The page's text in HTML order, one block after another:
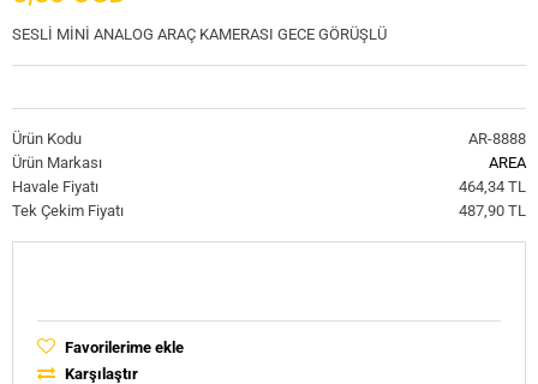
SESLİ MİNİ ANALOG ARAÇ KAMERASI GECE GÖRÜŞLÜ
Ürün Kodu
AR-8888
Ürün Markası
AREA
Havale Fiyatı
464,34 TL
Tek Çekim Fiyatı
487,90 TL
Favorilerime ekle
Karşılaştır